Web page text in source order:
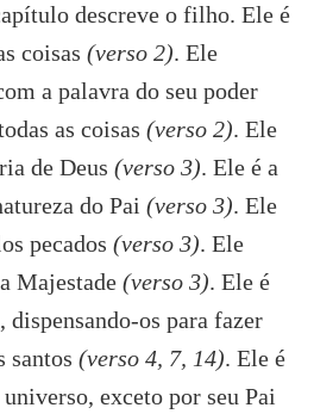
descreve o filho. Ele é
coisas (verso 2). Ele
a palavra do seu poder
as coisas (verso 2). Ele
de Deus (verso 3). Ele é a
do Pai (verso 3). Ele
pecados (verso 3). Ele
Majestade (verso 3). Ele é
dispensando-os para fazer
santos (verso 4, 7, 14). Ele é
exceto por seu Pai